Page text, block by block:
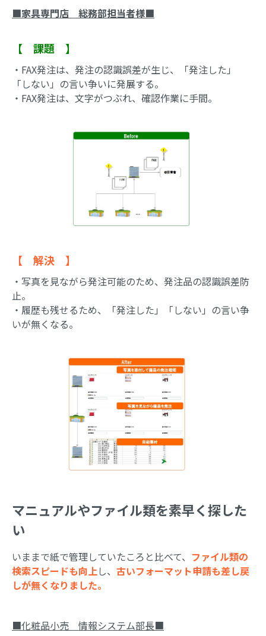
■家具専門店 総務部担当者様■
【 課題 】
・FAX発注は、発注の認識誤差が生じ、「発注した」
「しない」の言い争いに発展する。
・FAX発注は、文字がつぶれ、確認作業に手間。
【 解決 】
・写真を見ながら発注可能のため、発注品の認識誤差防
止。
・履歴も残せるため、「発注した」「しない」の言い争
いが無くなる。
マニュアルやファイル類を素早く探した
い
いままで紙で管理していたころと比べて、 ファイル類の
検索スピードも向上し、 古いフォーマット申請も差し戻
しが無くなりました。
■化粧品小売 情報システム部長■